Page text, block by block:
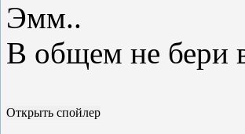
Эмм..
В общем не бери